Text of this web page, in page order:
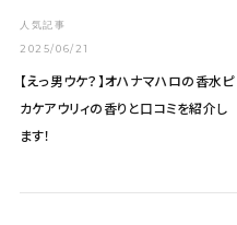
人気記事
2025/06/21
【えっ男ウケ？】オハナマハロの香水ピ
カケアウリィの香りと口コミを紹介し
ます！